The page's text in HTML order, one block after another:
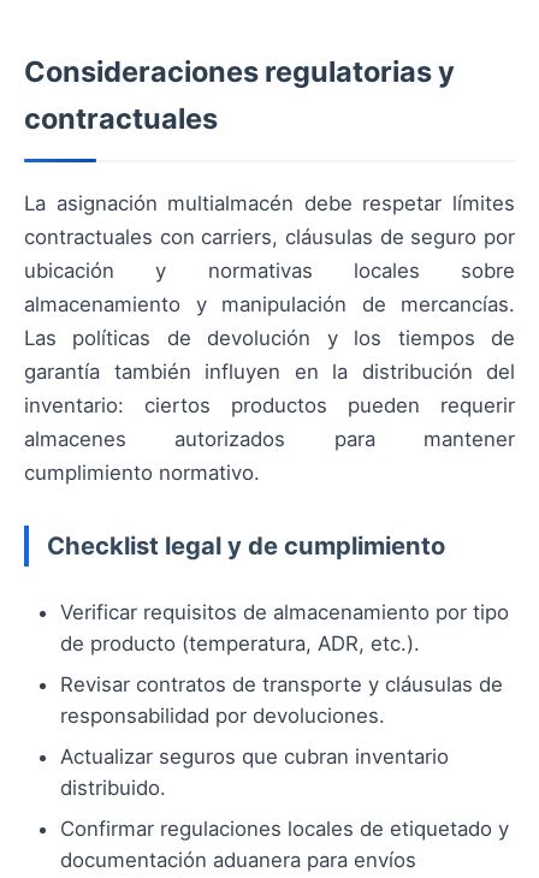
Consideraciones regulatorias y
contractuales
La asignación multialmacén debe respetar límites
contractuales con carriers, cláusulas de seguro por
ubicación y normativas locales sobre
almacenamiento y manipulación de mercancías.
Las políticas de devolución y los tiempos de
garantía también influyen en la distribución del
inventario: ciertos productos pueden requerir
almacenes autorizados para mantener
cumplimiento normativo.
Checklist legal y de cumplimiento
Verificar requisitos de almacenamiento por tipo
de producto (temperatura, ADR, etc.).
Revisar contratos de transporte y cláusulas de
responsabilidad por devoluciones.
Actualizar seguros que cubran inventario
distribuido.
Confirmar regulaciones locales de etiquetado y
documentación aduanera para envíos